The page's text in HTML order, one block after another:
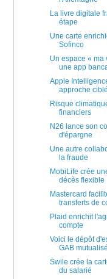
La livre digitale
étape
Une carte
Sofinco
Un espace « ma
une app
Apple
approche
Risque
financiers
N26 lance son
d'épargne
Une autre
la fraude
MobiLife crée
décès flexible
Mastercard
transferts de
Plaid enrichit
compte
Voici le dépôt
GAB mutualisé
Swile crée la
du salarié